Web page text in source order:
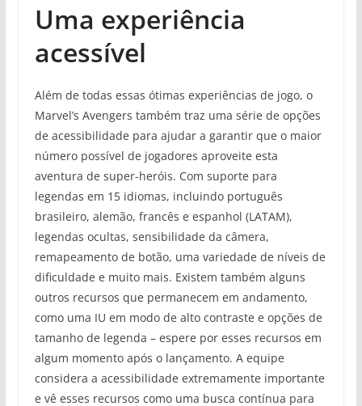
Uma experiência
acessível
Além de todas essas ótimas experiências de jogo, o
Marvel’s Avengers também traz uma série de opções
de acessibilidade para ajudar a garantir que o maior
número possível de jogadores aproveite esta
aventura de super-heróis. Com suporte para
legendas em 15 idiomas, incluindo português
brasileiro, alemão, francês e espanhol (LATAM),
legendas ocultas, sensibilidade da câmera,
remapeamento de botão, uma variedade de níveis de
dificuldade e muito mais. Existem também alguns
outros recursos que permanecem em andamento,
como uma IU em modo de alto contraste e opções de
tamanho de legenda – espere por esses recursos em
algum momento após o lançamento. A equipe
considera a acessibilidade extremamente importante
e vê esses recursos como uma busca contínua para